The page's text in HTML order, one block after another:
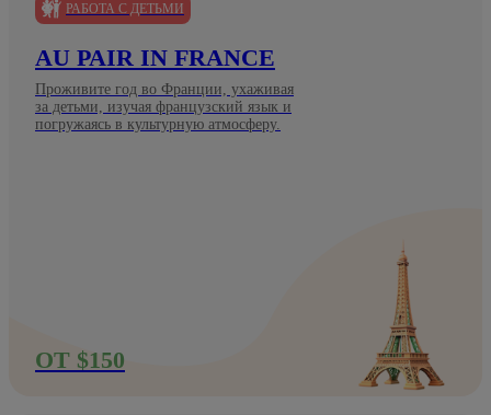
РАБОТА С ДЕТЬМИ
AU PAIR IN FRANCE
Проживите год во Франции, ухаживая
за детьми, изучая французский язык и
погружаясь в культурную атмосферу.
ОТ $150